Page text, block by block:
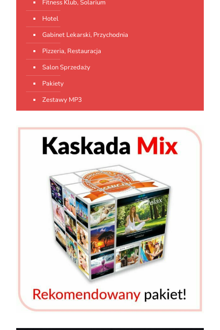
Fitness Klub, Solarium
Hotel
Gabinet Lekarski, Przychodnia
Pizzeria, Restauracja
Salon Sprzedaży
Pakiety
Zestawy MP3